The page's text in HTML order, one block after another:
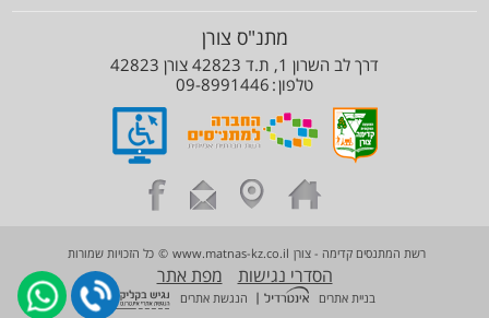
מתנ"ס צורן
דרך לב השרון 1, ת.ד 42823 צורן 42823
טלפון 09-8991446
רשת המתנסים קדימה - צורן www.matnas-kz.co.il
© כל הזכויות שמורות
הסדרי נגישות מפת אתר
בניית אתרים | הנגשת אתרים